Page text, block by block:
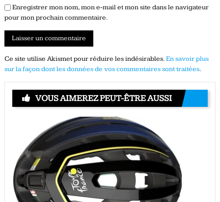
Enregistrer mon nom, mon e-mail et mon site dans le navigateur
pour mon prochain commentaire.
Ce site utilise Akismet pour réduire les indésirables.En savoir plus
sur la façon dont les données de vos commentaires sont traitées.
VOUS AIMEREZ PEUT-ÊTRE AUSSI